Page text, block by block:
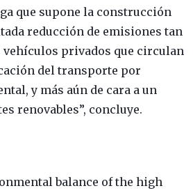
que supone la construcción
reducción de emisiones tan
vehículos privados que circulan
del transporte por
y más aún de cara a un
renovables”, concluye.
balance of the high